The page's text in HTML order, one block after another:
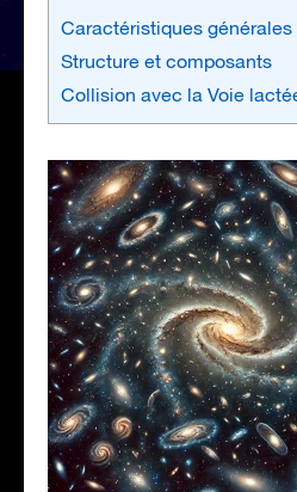
Caractéristiques générales
Structure et composants
Collision avec la Voie